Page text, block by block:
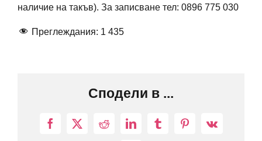
наличие на такъв). За записване тел: 0896 775 030
Преглеждания: 1 435
Сподели в ...
Facebook
X RedditLinkedInTumblrPinterest
Vk